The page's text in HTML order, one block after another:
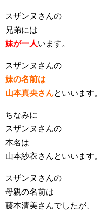
スザンヌさんの
兄弟には
妹が一人います。
スザンヌさんの
妹の名前は
山本真央さんといいます。
ちなみに
スザンヌさんの
本名は
山本紗衣さんといいます。
スザンヌさんの
母親の名前は
藤本清美さんでしたが、